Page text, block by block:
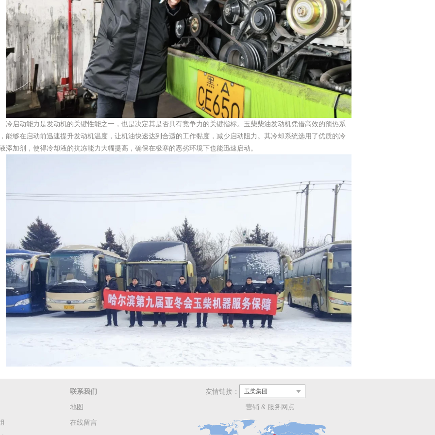
冷启动能力是发动机的关键性能之一，也是决定其是否具有竞争力的关键指标。玉柴柴油发动机凭借高效的预热系
能够在启动前迅速提升发动机温度，让机油快速达到合适的工作黏度，减少启动阻力。其冷却系统选用了优质的冷
添加剂，使得冷却液的抗冻能力大幅提高，确保在极寒的恶劣环境下也能迅速启动。
联系我们
地图
在线留言
友情链接： 玉柴集团
营销 & 服务网点